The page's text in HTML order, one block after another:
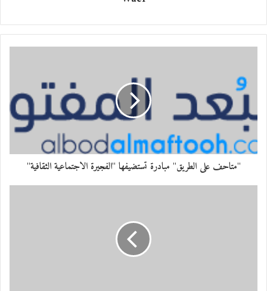
خسر اسماً أدبياً وقلماً مبدعاً.
التعازي وصادق المواساة، داعياً الله أن يتغمدها
بواسع رحمته ويسكنها فسيح جناته، وأن يلهم
ذويها الصبر والسلوان.
معجب بهذه:"متاحف على الطريق" مبادرة تستضيفها "الفجيرة الاجتماعية الثقافية"